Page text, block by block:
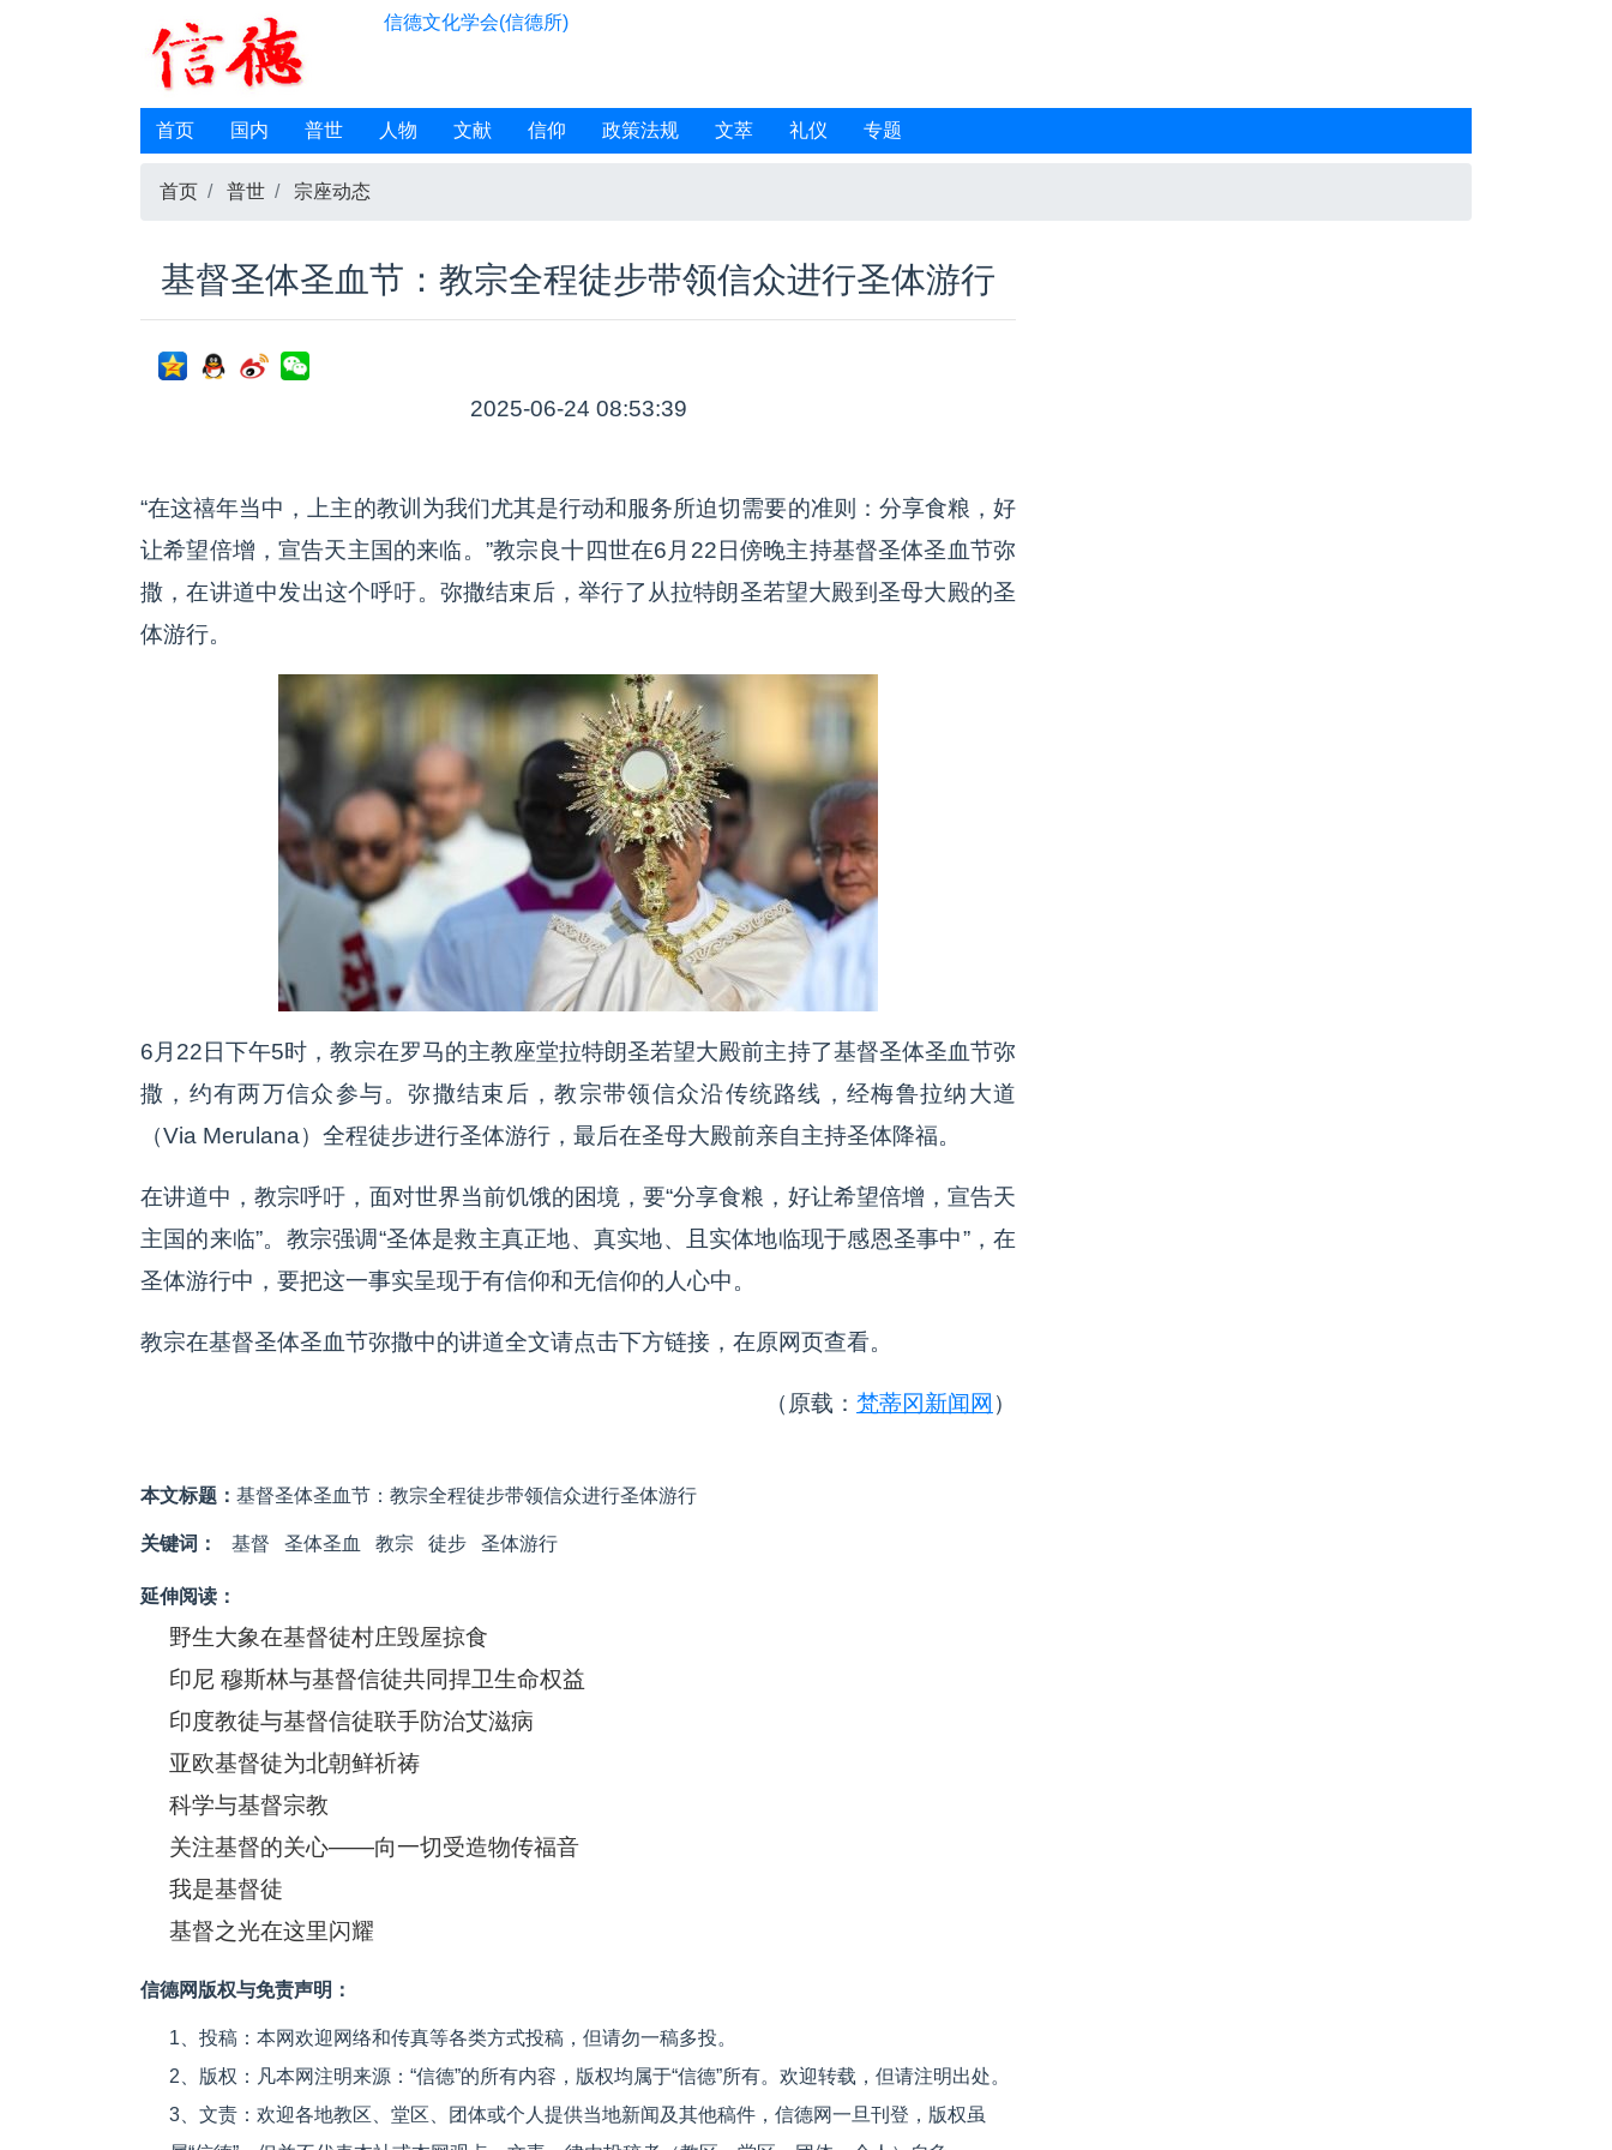
信德文化学会(信德所)
首页 国内 普世 人物 文献 信仰 政策法规 文萃 礼仪 专题
首页 普世 宗座动态
基督圣体圣血节：教宗全程徒步带领信众进行圣体游行
2025-06-24 08:53:39
“在这禧年当中，上主的教训为我们尤其是行动和服务所迫切需要的准则：分享食粮，好
让希望倍增，宣告天主国的来临。”教宗良十四世在6月22日傍晚主持基督圣体圣血节弥
撒，在讲道中发出这个呼吁。弥撒结束后，举行了从拉特朗圣若望大殿到圣母大殿的圣
体游行。
6月22日下午5时，教宗在罗马的主教座堂拉特朗圣若望大殿前主持了基督圣体圣血节弥
撒，约有两万信众参与。弥撒结束后，教宗带领信众沿传统路线，经梅鲁拉纳大道
（Via Merulana）全程徒步进行圣体游行，最后在圣母大殿前亲自主持圣体降福。
在讲道中，教宗呼吁，面对世界当前饥饿的困境，要“分享食粮，好让希望倍增，宣告天
主国的来临”。教宗强调“圣体是救主真正地、真实地、且实体地临现于感恩圣事中”，在
圣体游行中，要把这一事实呈现于有信仰和无信仰的人心中。
教宗在基督圣体圣血节弥撒中的讲道全文请点击下方链接，在原网页查看。
（原载： 梵蒂冈新闻网 ）
本文标题： 基督圣体圣血节：教宗全程徒步带领信众进行圣体游行
关键词： 基督 圣体圣血 教宗 徒步 圣体游行
延伸阅读：
野生大象在基督徒村庄毁屋掠食
印尼 穆斯林与基督信徒共同捍卫生命权益
印度教徒与基督信徒联手防治艾滋病
亚欧基督徒为北朝鲜祈祷
科学与基督宗教
关注基督的关心——向一切受造物传福音
我是基督徒
基督之光在这里闪耀
信德网版权与免责声明：
1、投稿：本网欢迎网络和传真等各类方式投稿，但请勿一稿多投。
2、版权：凡本网注明来源：“信德”的所有内容，版权均属于“信德”所有。欢迎转载，但请注明出处。
3、文责：欢迎各地教区、堂区、团体或个人提供当地新闻及其他稿件，信德网一旦刊登，版权虽